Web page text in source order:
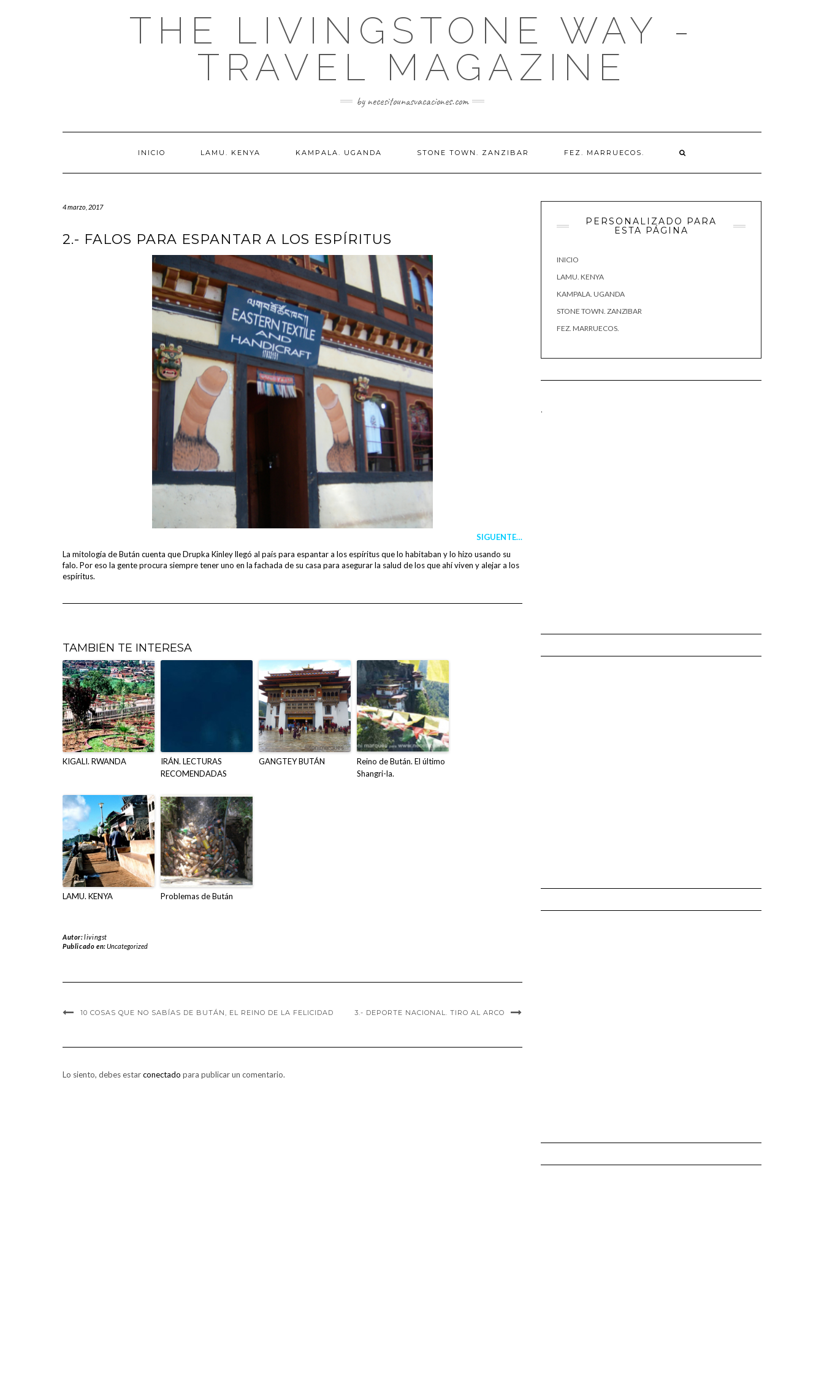
THE LIVINGSTONE WAY -
TRAVEL MAGAZINE
by necesitounasvacaciones.com
INICIO LAMU. KENYA KAMPALA. UGANDA STONE TOWN. ZANZIBAR FEZ. MARRUECOS.
4 marzo, 2017
2.- FALOS PARA ESPANTAR A LOS ESPÍRITUS
SIGUENTE…
La mitología de Bután cuenta que Drupka Kinley llegó al país para espantar a los espíritus que lo habitaban y lo hizo usando su
falo. Por eso la gente procura siempre tener uno en la fachada de su casa para asegurar la salud de los que ahí viven y alejar a los
espíritus.
TAMBIÉN TE INTERESA
KIGALI. RWANDA
IRÁN. LECTURAS
RECOMENDADAS
GANGTEY BUTÁN
Reino de Bután. El último
Shangri-la.
LAMU. KENYA Problemas de Bután
Autor:livingst
Publicado en:Uncategorized
10 COSAS QUE NO SABÍAS DE BUTÁN, EL REINO DE LA FELICIDAD 3.- DEPORTE NACIONAL. TIRO AL ARCO
Lo siento, debes estarconectado para publicar un comentario.
PERSONALIZADO PARA
ESTA PÁGINA
INICIO
LAMU. KENYA
KAMPALA. UGANDA
STONE TOWN. ZANZIBAR
FEZ. MARRUECOS.
.